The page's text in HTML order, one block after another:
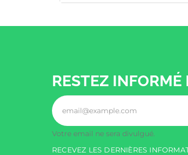
RESTEZ INFORMÉ
Votre email ne sera divulgué.
RECEVEZ LES DERNIÈRES